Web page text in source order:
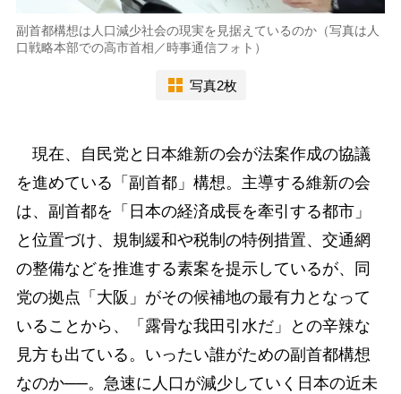
副首都構想は人口減少社会の現実を見据えているのか（写真は人
口戦略本部での高市首相／時事通信フォト）
写真2枚
現在、自民党と日本維新の会が法案作成の協議
を進めている「副首都」構想。主導する維新の会
は、副首都を「日本の経済成長を牽引する都市」
と位置づけ、規制緩和や税制の特例措置、交通網
の整備などを推進する素案を提示しているが、同
党の拠点「大阪」がその候補地の最有力となって
いることから、「露骨な我田引水だ」との辛辣な
見方も出ている。いったい誰がための副首都構想
なのか──。急速に人口が減少していく日本の近未